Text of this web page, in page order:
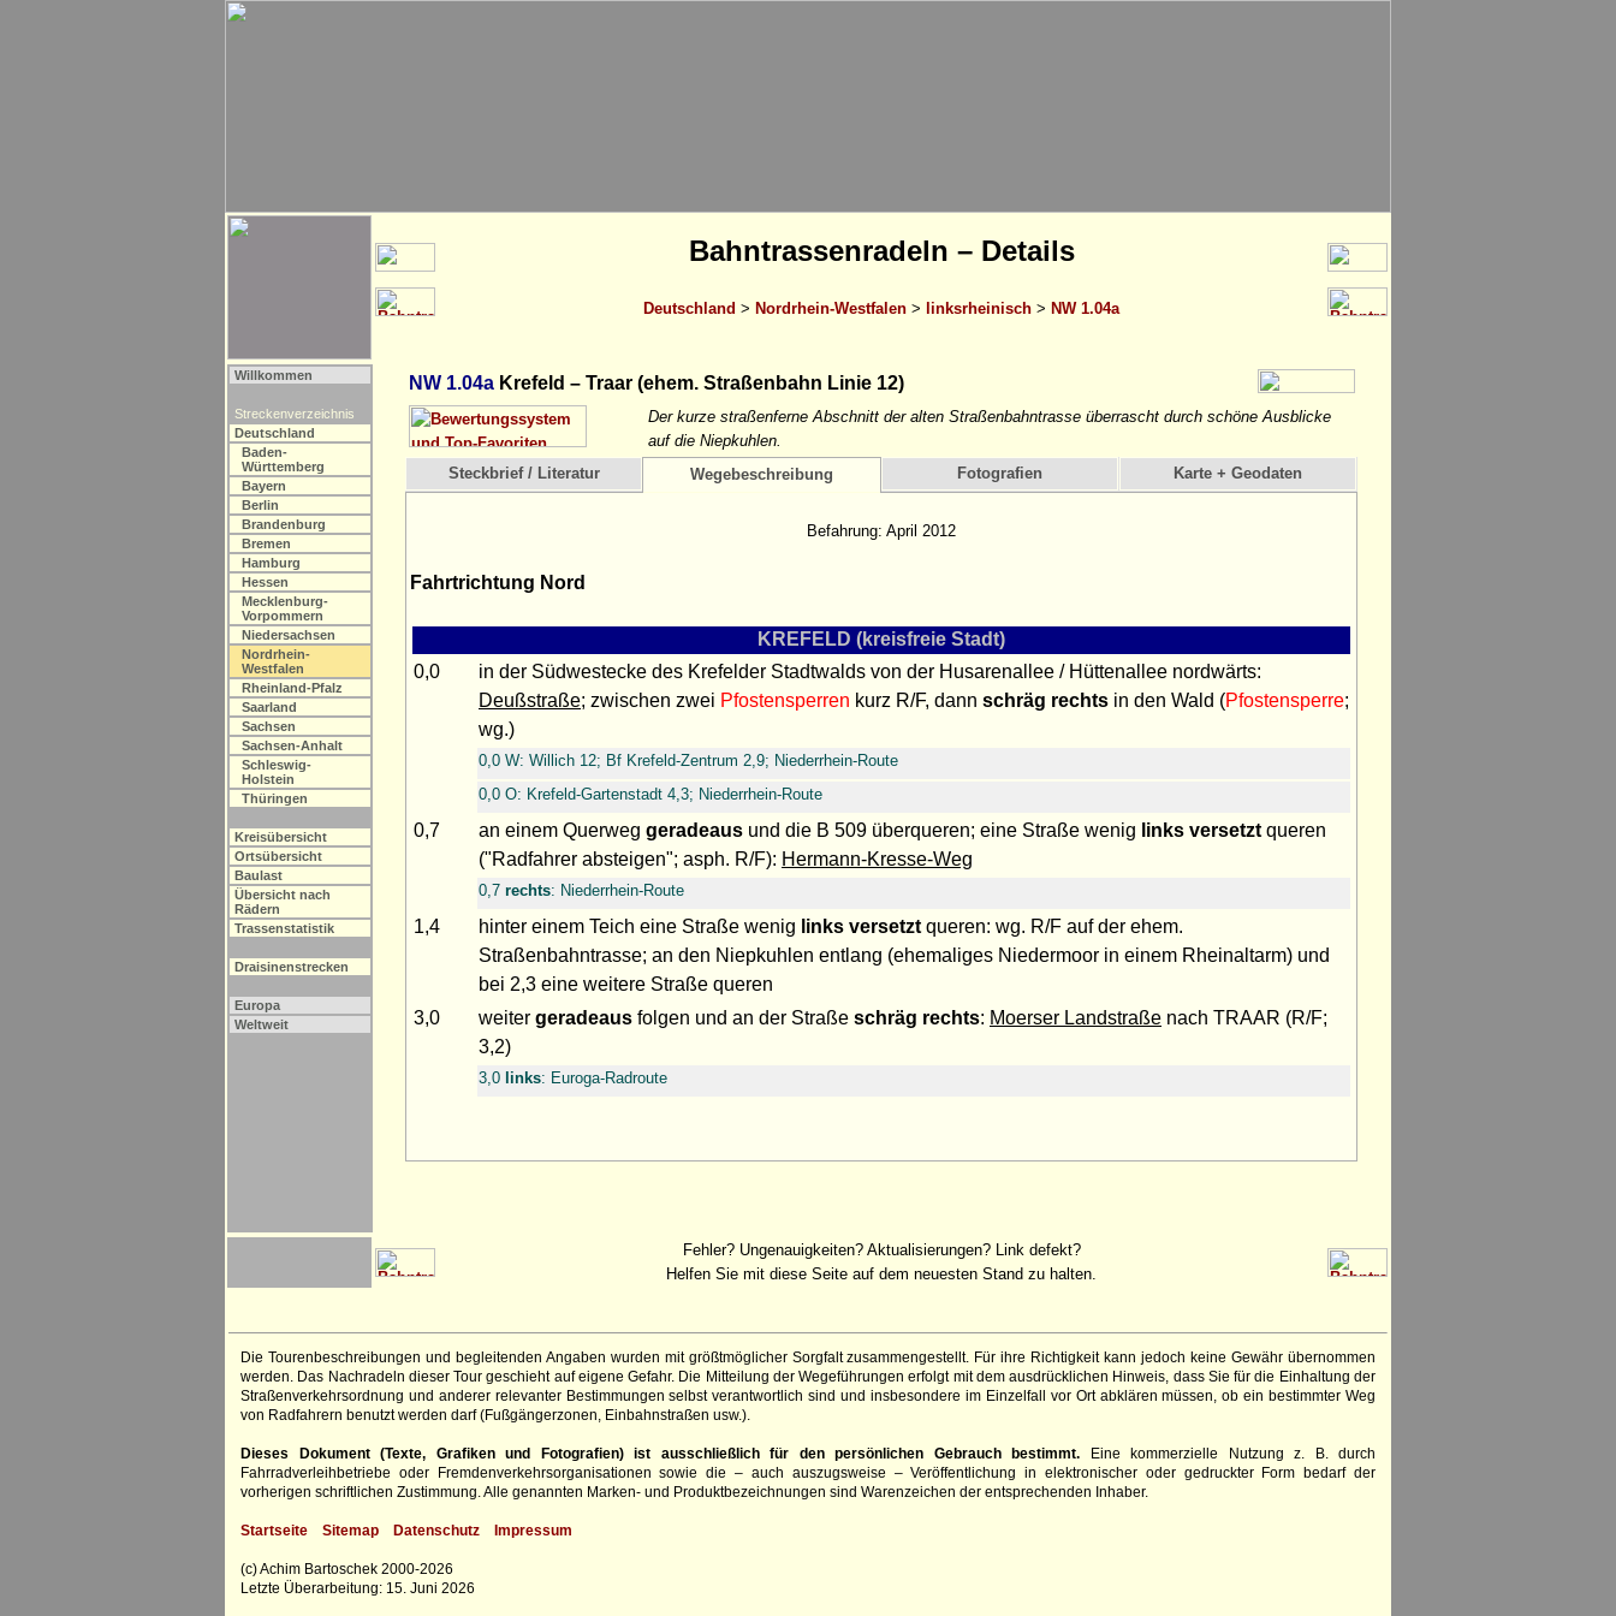
Bahntrassenradeln – Details
Deutschland > Nordrhein-Westfalen > linksrheinisch > NW 1.04a
Willkommen
Streckenverzeichnis
Deutschland
Baden-
Württemberg
Bayern
Berlin
Brandenburg
Bremen
Hamburg
Hessen
Mecklenburg-
Vorpommern
Niedersachsen
Nordrhein-
Westfalen
Rheinland-Pfalz
Saarland
Sachsen
Sachsen-Anhalt
Schleswig-
Holstein
Thüringen
Kreisübersicht
Ortsübersicht
Baulast
Übersicht nach
Rädern
Trassenstatistik
Draisinenstrecken
Europa
Weltweit
NW 1.04a Krefeld – Traar (ehem. Straßenbahn Linie 12)
Der kurze straßenferne Abschnitt der alten Straßenbahntrasse überrascht durch schöne Ausblicke
auf die Niepkuhlen.
Steckbrief / Literatur
Wegebeschreibung Fotografien Karte + Geodaten
Befahrung: April 2012
Fahrtrichtung Nord
KREFELD (kreisfreie Stadt)
0,0
in der Südwestecke des Krefelder Stadtwalds von der Husarenallee / Hüttenallee nordwärts:
Deußstraße; zwischen zwei Pfostensperren kurz R/F, dann schräg rechts in den Wald (Pfostensperre;
wg.)
0,0 W: Willich 12; Bf Krefeld-Zentrum 2,9; Niederrhein-Route
0,0 O: Krefeld-Gartenstadt 4,3; Niederrhein-Route
0,7 an einem Querweg geradeaus und die B 509 überqueren; eine Straße wenig links versetzt queren
("Radfahrer absteigen"; asph. R/F): Hermann-Kresse-Weg
0,7 rechts: Niederrhein-Route
1,4 hinter einem Teich eine Straße wenig links versetzt queren: wg. R/F auf der ehem.
Straßenbahntrasse; an den Niepkuhlen entlang (ehemaliges Niedermoor in einem Rheinaltarm) und
bei 2,3 eine weitere Straße queren
3,0
weiter geradeaus folgen und an der Straße schräg rechts: Moerser Landstraße nach TRAAR (R/F;
3,2)
3,0 links: Euroga-Radroute
Fehler? Ungenauigkeiten? Aktualisierungen? Link defekt?
Helfen Sie mit diese Seite auf dem neuesten Stand zu halten.
Die Tourenbeschreibungen und begleitenden Angaben wurden mit größtmöglicher Sorgfalt zusammengestellt. Für ihre Richtigkeit kann jedoch keine Gewähr übernommen
werden. Das Nachradeln dieser Tour geschieht auf eigene Gefahr. Die Mitteilung der Wegeführungen erfolgt mit dem ausdrücklichen Hinweis, dass Sie für die Einhaltung der
Straßenverkehrsordnung und anderer relevanter Bestimmungen selbst verantwortlich sind und insbesondere im Einzelfall vor Ort abklären müssen, ob ein bestimmter Weg
von Radfahrern benutzt werden darf (Fußgängerzonen, Einbahnstraßen usw.).
Dieses Dokument (Texte, Grafiken und Fotografien) ist ausschließlich für den persönlichen Gebrauch bestimmt. Eine kommerzielle Nutzung z. B. durch
Fahrradverleihbetriebe oder Fremdenverkehrsorganisationen sowie die – auch auszugsweise – Veröffentlichung in elektronischer oder gedruckter Form bedarf der
vorherigen schriftlichen Zustimmung. Alle genannten Marken- und Produktbezeichnungen sind Warenzeichen der entsprechenden Inhaber.
Startseite Sitemap Datenschutz Impressum
(c) Achim Bartoschek 2000-2026
Letzte Überarbeitung: 15. Juni 2026